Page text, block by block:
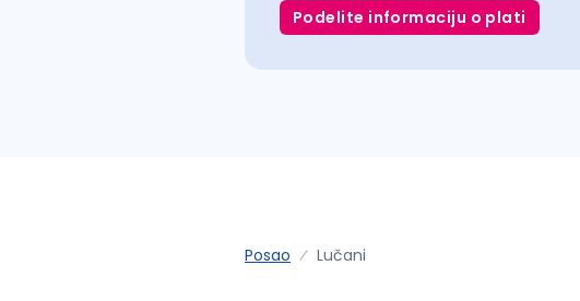
Podelite informaciju o plati
Posao Lučani